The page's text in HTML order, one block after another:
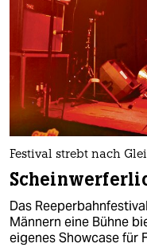
Festival strebt nach
Das
Männern eine Bühne
eigenes Showcase für